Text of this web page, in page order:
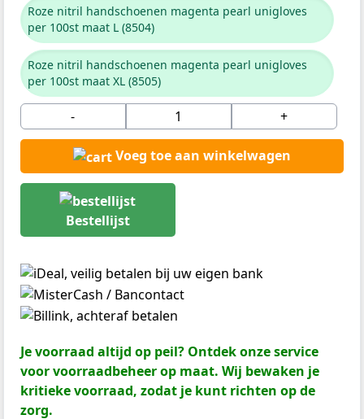
Roze nitril handschoenen magenta pearl unigloves
per 100st maat L (8504)
Roze nitril handschoenen magenta pearl unigloves
per 100st maat XL (8505)
- +
Voeg toe aan winkelwagen
Bestellijst
Je voorraad altijd op peil? Ontdek onze service
voor voorraadbeheer op maat. Wij bewaken je
kritieke voorraad, zodat je kunt richten op de
zorg.